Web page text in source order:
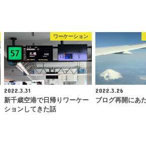
ワーケーション
2022.3.31
新千歳空港で日帰りワーケー
ションしてきた話
2022.3.26
ブログ再開にあ